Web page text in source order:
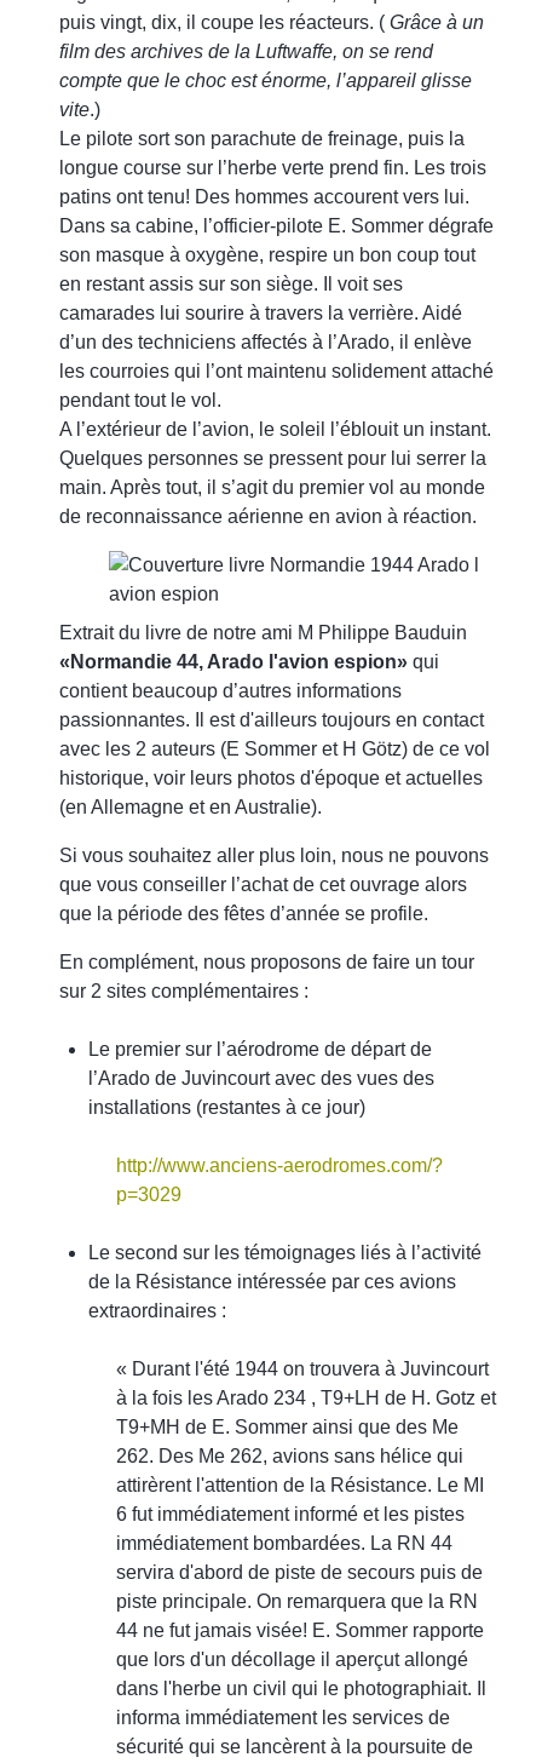
puis vingt, dix, il coupe les réacteurs. ( Grâce à un
film des archives de la Luftwaffe, on se rend
compte que le choc est énorme, l’appareil glisse
vite.)
Le pilote sort son parachute de freinage, puis la
longue course sur l’herbe verte prend fin. Les trois
patins ont tenu! Des hommes accourent vers lui.
Dans sa cabine, l’officier-pilote E. Sommer dégrafe
son masque à oxygène, respire un bon coup tout
en restant assis sur son siège. Il voit ses
camarades lui sourire à travers la verrière. Aidé
d’un des techniciens affectés à l’Arado, il enlève
les courroies qui l’ont maintenu solidement attaché
pendant tout le vol.
A l’extérieur de l’avion, le soleil l’éblouit un instant.
Quelques personnes se pressent pour lui serrer la
main. Après tout, il s’agit du premier vol au monde
de reconnaissance aérienne en avion à réaction.
Extrait du livre de notre ami M Philippe Bauduin
«Normandie 44, Arado l'avion espion» qui
contient beaucoup d’autres informations
passionnantes. Il est d'ailleurs toujours en contact
avec les 2 auteurs (E Sommer et H Götz) de ce vol
historique, voir leurs photos d'époque et actuelles
(en Allemagne et en Australie).
Si vous souhaitez aller plus loin, nous ne pouvons
que vous conseiller l’achat de cet ouvrage alors
que la période des fêtes d’année se profile.
En complément, nous proposons de faire un tour
sur 2 sites complémentaires :
Le premier sur l’aérodrome de départ de
l’Arado de Juvincourt avec des vues des
installations (restantes à ce jour)
http://www.anciens-aerodromes.com/?
p=3029
Le second sur les témoignages liés à l’activité
de la Résistance intéressée par ces avions
extraordinaires :
« Durant l'été 1944 on trouvera à Juvincourt
à la fois les Arado 234 , T9+LH de H. Gotz et
T9+MH de E. Sommer ainsi que des Me
262. Des Me 262, avions sans hélice qui
attirèrent l'attention de la Résistance. Le MI
6 fut immédiatement informé et les pistes
immédiatement bombardées. La RN 44
servira d'abord de piste de secours puis de
piste principale. On remarquera que la RN
44 ne fut jamais visée! E. Sommer rapporte
que lors d'un décollage il aperçut allongé
dans l'herbe un civil qui le photographiait. Il
informa immédiatement les services de
sécurité qui se lancèrent à la poursuite de